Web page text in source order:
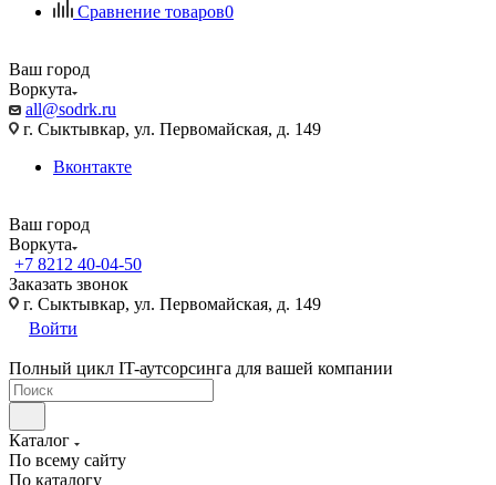
Сравнение товаров0
Ваш город
Воркута
all@sodrk.ru
г. Сыктывкар, ул. Первомайская, д. 149
Вконтакте
Ваш город
Воркута
+7 8212 40-04-50
Заказать звонок
г. Сыктывкар, ул. Первомайская, д. 149
Войти
Полный цикл IT-аутсорсинга для вашей компании
Каталог
По всему сайту
По каталогу